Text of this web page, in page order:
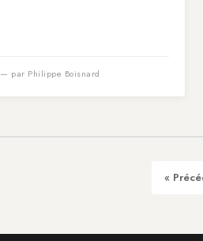
— par Philippe Boisnard
«